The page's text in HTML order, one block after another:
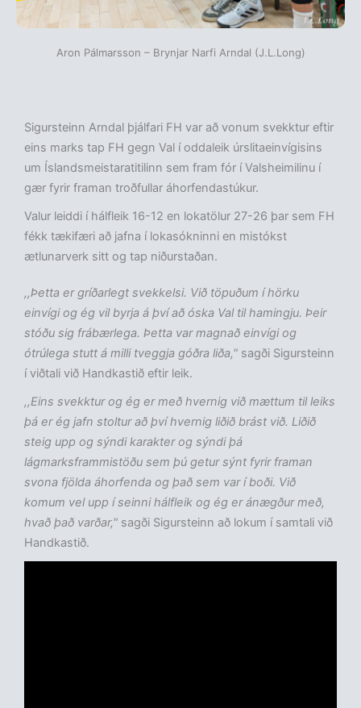
Aron Pálmarsson – Brynjar Narfi Arndal (J.L.Long)
Sigursteinn Arndal þjálfari FH var að vonum svekktur eftir
eins marks tap FH gegn Val í oddaleik úrslitaeinvígisins
um Íslandsmeistaratitilinn sem fram fór í Valsheimilinu í
gær fyrir framan troðfullar áhorfendastúkur.
Valur leiddi í hálfleik 16-12 en lokatölur 27-26 þar sem FH
fékk tækifæri að jafna í lokasókninni en mistókst
ætlunarverk sitt og tap niðurstaðan.
,,Þetta er gríðarlegt svekkelsi. Við töpuðum í hörku
einvígi og ég vil byrja á því að óska Val til hamingju. Þeir
stóðu sig frábærlega. Þetta var magnað einvígi og
ótrúlega stutt á milli tveggja góðra liða," sagði Sigursteinn
í viðtali við Handkastið eftir leik.
,,Eins svekktur og ég er með hvernig við mættum til leiks
þá er ég jafn stoltur að því hvernig liðið brást við. Liðið
steig upp og sýndi karakter og sýndi þá
lágmarksframmistöðu sem þú getur sýnt fyrir framan
svona fjölda áhorfenda og það sem var í boði. Við
komum vel upp í seinni hálfleik og ég er ánægður með,
hvað það varðar," sagði Sigursteinn að lokum í samtali við
Handkastið.